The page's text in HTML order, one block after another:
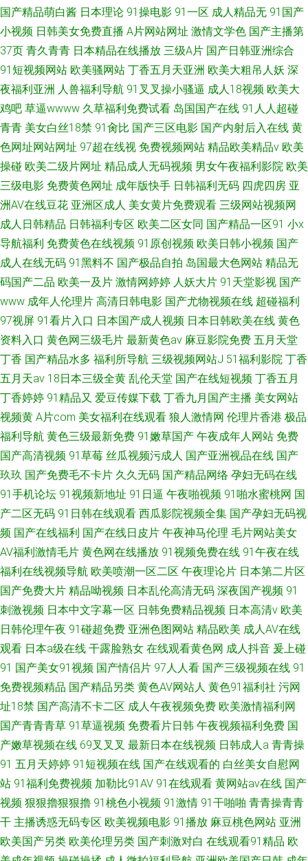
国产精品萌白酱 日本理论 91操电影 91一区 成人精品无 91国产
小视频 日韩美女免费直播 A片网站网址 激情文学色 国产主播第
37页 青久青青 日本精品在线播放 三级A片 国产日韩亚洲综合
91短视频网站 欧美骚网站 丁香五月天亚洲 欧美大粗吊人妖 深
夜福利亚洲 人兽福利导航 91叉叉操小骚逼 成人18视频 欧美大
鸡吧 草逼wwww 久草福利免费试看 岛国国产在线 91人人超碰
青青 美女白丝18禁 91肏比 国产三区电影 国产内射后入在线 黄
色网址网站网址 97超在线视 免费视频网站 精品欧美精品v 欧美
操碰 欧美二级片网址 精品成人无码视频 男女午夜福利影院 欧美
三级电影 免费黄色网址 成年版快手 日韩福利无码 四虎四房 亚
洲AV在线豆花 亚洲区成人 美女黄片免费观看 三级网站视频网
成人日韩精品 日韩福利专区 欧美二区女同 国产精品一区91 小x
导航福利 免费黄色在线视频 91原创视频 欧美日韩小视频 国产
成人在线无码 91黑料不 国产极品自拍 岛国最大色网站 精品无
码国产二品 欧美一及片 激情网婷婷 人妖大片 91天堂影视 国产
www 成年人伦理片 高清日韩电影 国产尤物视频在线 超碰福利
97视屏 91看片入口 日本国产成人视频 日本日韩欧美在线 黄色
资料入口 黄色网三级毛片 最新黄色av 麻豆影院免费 五月天堂
丁香 国产精品水多 福利所导航 三级视频网站J 51福利影院 丁香
五月天av 18日本三级全黄 乱伦天堂 国产在线短视频 丁香五月
丁香婷婷 91精品又 爱豆传媒下载 丁香九月国产主播 美女网站
视频黄 A片com 美女福利在线观看 狼人激情网 伦理片香港 极品
福利导航 黄色三级最新免费 91嫩草国产 午夜成年人网站 免费
国产高清视频 91草莓 丝瓜视频污成人 国产亚洲视品在线 国产
玖玖 国产免费毛不卡片 久久无码 国产精品网络 孕妇无码在线
91手机论坛 91视频新地址 91日逼 午夜啪视频 91啪水蜜桃网 国
产二区无码 91日韩在线观看 西瓜影院视频全集 国产孕妇无码视
频 国产在线福利 国产在线日皮片 午夜神马伦理 毛片网站美女
AV福利激情毛片 黄色网在线播放 91视频免费在线 91午夜在线
福利在线视频导航 欧美喷潮一区二区 午夜理论片 日本第二片区
国产免费大片 精品呦视频 日本乱伦高清无码 深夜国产视频 91
刺激视频 日本中文字幕一区 日韩免费精品视频 日本高清v 欧美
日韩伦理午夜 91碰超免费 亚洲色图网站 精品欧美 成人AV在线
观看 日本a级在线 干露脸熟女 在线观看黄色网 成人抖音 爰上碰
91 国产美女91视频 国产情侣片 97人人看 国产三级视频在线 91
免费视频精品 国产精品另类 黄色AV网站人 黄色91福利社 污网
址18禁 国产高清不卡二区 成人午夜视频免费 欧美激情福利网
国产青青青草 91草逼视频 免费看片日韩 午夜视频福利免费 国
产嫩草视频在线 69叉叉叉 最新日本在线视频 日韩成人a 青青操
91 五月天婷婷 91短视频在线 国产在线观看的 白丝美女自慰网
站 91福利免费视频 加勒比91AV 91在线观看 黄网站av在线 国产
视频 狠狠擼狠狠擼 91桃色小视频 91激情 91干啪啪 青青操青青
干 主播诱惑无码专区 欧美视频电影 91播放 麻豆桃色网站 亚洲
欧美国产另类 欧美伦理另类 国产刺激对白 在线观看91精品 欧